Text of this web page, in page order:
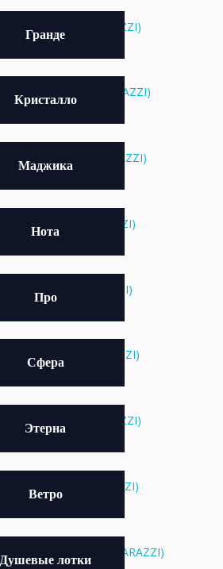
Гранде
Кристалло
Маджика
Нота
Про
Сфера
Этерна
Ветро
Душевые лотки